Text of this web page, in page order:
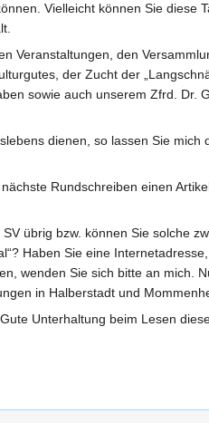
Vielleicht können Sie diese
Veranstaltungen, den
der Zucht der
sowie auch unserem Zfrd. Dr.
dienen, so lassen Sie
Rundschreiben einen
übrig bzw. können Sie solche
Haben Sie eine
wenden Sie sich bitte an mich.
in Halberstadt und
Unterhaltung beim Lesen